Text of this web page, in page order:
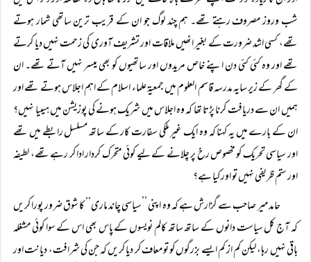
شب وروز مصروف رہتے تھے۔ ہم چند لوگ جو ان کے قریب ترین ساتھی شمار ہوتے
تھے، کسی اشد ضرورت کے بغیر انھیں ملاقات اور تشریف آوری کی زحمت نہیں دیا کرتے
تھے اور وہ کئی کئی دن اپنے خاص مریدوں اور ساتھیوں کو بھی میسر نہیں آتے تھے۔ ان
کے گھر کے زیر سایہ مدرسہ قاسم العلوم میں جمعیۃ علماء اسلام کے اہم اجلاس ہوتے تھے اور
ہمیں ان سے دریافت کرنا پڑتا تھا کہ وہ اجلاس میں شریک ہونے کی پوزیشن میں ہیںیا نہیں؟
ان کے بارے میں یہ کہنا کہ وہ ایک غیر ملکی سفارت کار کے ساتھ مسلسل رابطے میں تھے
اور سیاسی تحریک کو مخصوص رخ پر چلانے کے لیے کوئی متحرک کردار ادا کر رہے تھے، لطیفہ
اور ستم ظریفی نہیں تو اور کیا ہے؟
حامد میر صاحب سے گزارش ہے کہ وہ اپنی ’’سیاسی چاند ماری‘‘ کا شوق ضرور پورا کریں
کہ آج کل سیاست دانوں کے ساتھ ساتھ کالم نویسوں کے پاس بھی اس کے سوا کوئی مشغلہ
باقی نہیں رہا، لیکن کم از کم ایسے بزرگوں کو تو معاف کر دیا کریں کہ جن کی شرافت، دیانت اور